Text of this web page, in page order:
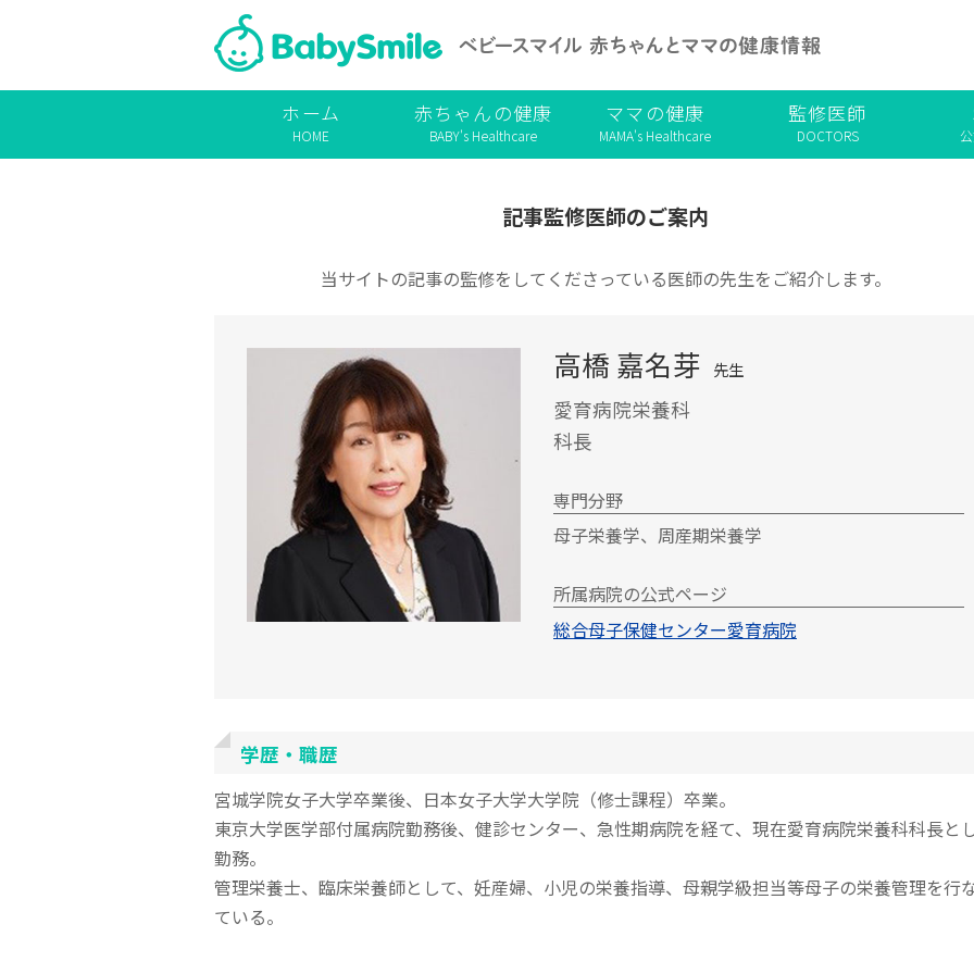
ホーム
HOME
赤ちゃんの健康
BABY's Healthcare
ママの健康
MAMA's Healthcare
監修医師
DOCTORS
記事監修医師のご案内
当サイトの記事の監修をしてくださっている医師の先生をご紹介します。
高橋 嘉名芽 先生
愛育病院栄養科
科長
専門分野
母子栄養学、周産期栄養学
所属病院の公式ページ
総合母子保健センター愛育病院
学歴・職歴
宮城学院女子大学卒業後、日本女子大学大学院（修士課程）卒業。
東京大学医学部付属病院勤務後、健診センター、急性期病院を経て、現在愛育病院栄養科科長と
勤務。
管理栄養士、臨床栄養師として、妊産婦、小児の栄養指導、母親学級担当等母子の栄養管理を行
ている。